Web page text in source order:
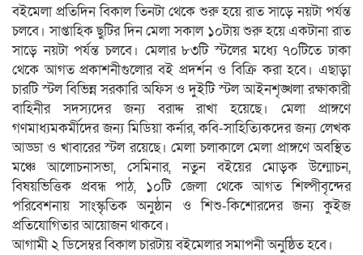
বইমেলা প্রতিদিন বিকাল তিনটা থেকে শুরু হয়ে রাত সাড়ে নয়টা পর্যন্ত
চলবে। সাপ্তাহিক ছুটির দিন মেলা সকাল ১০টায় শুরু হয়ে একটানা রাত
সাড়ে নয়টা পর্যন্ত চলবে। মেলার ৮৩টি স্টলের মধ্যে ৭০টিতে ঢাকা
থেকে আগত প্রকাশনীগুলোর বই প্রদর্শন ও বিক্রি করা হবে। এছাড়া
চারটি স্টল বিভিন্ন সরকারি অফিস ও দুইটি স্টল আইনশৃঙ্খলা রক্ষাকারী
বাহিনীর সদস্যদের জন্য বরাদ্দ রাখা হয়েছে। মেলা প্রাঙ্গণে
গণমাধ্যমকর্মীদের জন্য মিডিয়া কর্নার, কবি-সাহিত্যিকদের জন্য লেখক
আড্ডা ও খাবারের স্টল রয়েছে। মেলা চলাকালে মেলা প্রাঙ্গণে অবস্থিত
মঞ্চে আলোচনাসভা, সেমিনার, নতুন বইয়ের মোড়ক উন্মোচন,
বিষয়ভিত্তিক প্রবন্ধ পাঠ, ১০টি জেলা থেকে আগত শিল্পীবৃন্দের
পরিবেশনায় সাংস্কৃতিক অনুষ্ঠান ও শিশু-কিশোরদের জন্য কুইজ
প্রতিযোগিতার আয়োজন থাকবে।
আগামী ২ ডিসেম্বর বিকাল চারটায় বইমেলার সমাপনী অনুষ্ঠিত হবে।